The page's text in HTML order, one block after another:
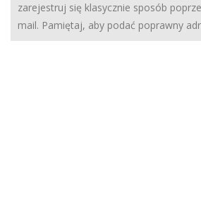
zarejestruj się klasycznie sposób
mail. Pamiętaj, aby podać poprawny